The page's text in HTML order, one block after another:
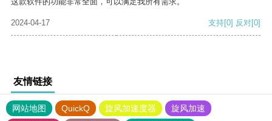
2024-04-17 支持[0] 反对[0]
友情链接
网站地图 QuickQ 旋风加速度器
旋风加速